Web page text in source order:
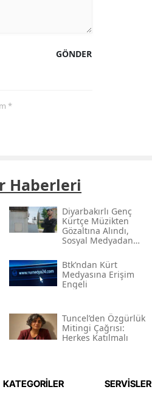
GÖNDER
*
Haberleri
Diyarbakırlı Genç
Kürtçe Müzikten
Gözaltına Alındı,
Sosyal Medyadan
Btk’ndan Kürt
Medyasına Erişim
Engeli
Tuncel’den Özgürlük
Mitingi Çağrısı:
Herkes Katılmalı
KATEGORİLER SERVİSLER